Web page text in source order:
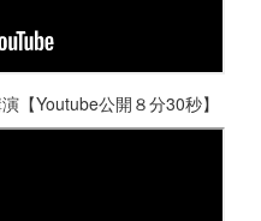
【Youtube公開８分30秒】